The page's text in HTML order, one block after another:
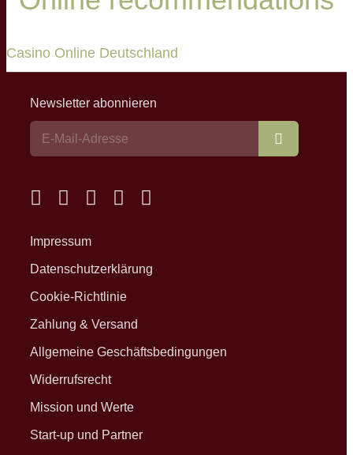
Casino Online Deutschland
Newsletter abonnieren
Impressum
Datenschutzerklärung
Cookie-Richtlinie
Zahlung & Versand
Allgemeine Geschäftsbedingungen
Widerrufsrecht
Mission und Werte
Start-up und Partner